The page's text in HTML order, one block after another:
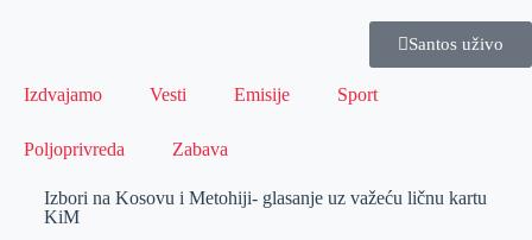
Santos uživo
Izdvajamo Vesti Emisije Sport
Poljoprivreda Zabava
Izbori na Kosovu i Metohiji- glasanje uz važeću ličnu kartu
KiM